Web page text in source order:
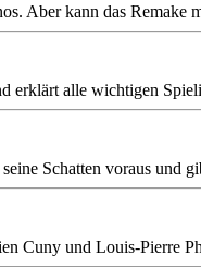
Aber kann das Remake
erklärt alle wichtigen
Schatten voraus und
Cuny und Louis-Pierre